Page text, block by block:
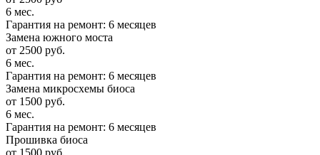
6 мес.
Гарантия на ремонт: 6 месяцев
Замена южного моста
от 2500 руб.
6 мес.
Гарантия на ремонт: 6 месяцев
Замена микросхемы биоса
от 1500 руб.
6 мес.
Гарантия на ремонт: 6 месяцев
Прошивка биоса
от 1500 руб.